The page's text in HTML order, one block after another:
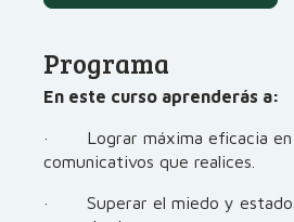
Programa
En este curso aprenderás a:
· Lograr máxima eficacia en
comunicativos que realices.
· Superar el miedo y